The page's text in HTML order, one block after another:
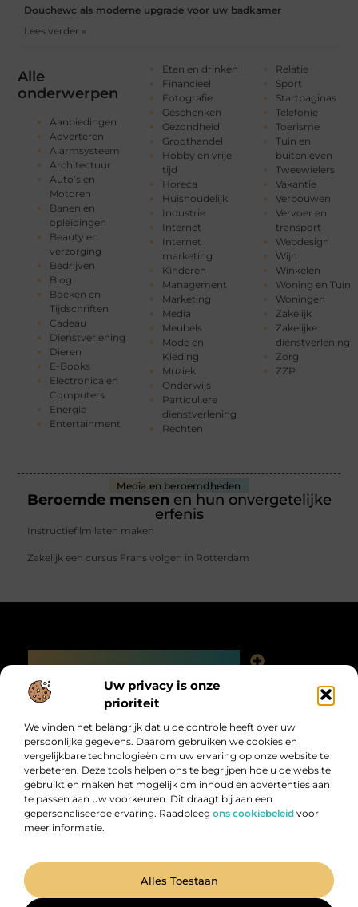
Uw privacy is onze
prioriteit
We vinden het belangrijk dat u de controle heeft over uw
persoonlijke gegevens. Daarom gebruiken we cookies en
vergelijkbare technologieën om uw ervaring op onze website te
verbeteren. Deze tools helpen ons te begrijpen hoe u de website
gebruikt en maken het mogelijk om inhoud en advertenties aan
te passen aan uw voorkeuren. Dit draagt bij aan een
gepersonaliseerde ervaring. Raadpleeg ons cookiebeleid voor
meer informatie.
Alles Toestaan
Alle
onderwerpen
Aanbiedingen
Adverteren
Alarmsysteem
Architectuur
Auto’s en
Motoren
Banen en
opleidingen
Beauty en
verzorging
Bedrijven
Blog
Boeken en
Tijdschriften
Cadeau
Dienstverlening
Dieren
E-Books
Electronica en
Computers
Energie
Entertainment
Eten en drinken
Financieel
Fotografie
Geschenken
Gezondheid
Groothandel
Hobby en vrije
tijd
Horeca
Huishoudelijk
Industrie
Internet
Internet
marketing
Kinderen
Management
Marketing
Media
Meubels
Mode en
Kleding
Muziek
Onderwijs
Particuliere
dienstverlening
Rechten
Relatie
Sport
Startpaginas
Telefonie
Toerisme
Tuin en
buitenleven
Tweewielers
Vakantie
Verbouwen
Vervoer en
transport
Webdesign
Wijn
Winkelen
Woning en Tuin
Woningen
Zakelijk
Zakelijke
dienstverlening
Zorg
ZZP
Douchewc als moderne upgrade voor uw badkamer
Lees verder »
Media en beroemdheden
Beroemde mensen en hun onvergetelijke
erfenis
Instructiefilm laten maken
Zakelijk een cursus Frans volgen in Rotterdam
Bericht categorie
Digitalk.nl – Ontdek, leer en praat mee!
@2025 All Right Reserved. Design by